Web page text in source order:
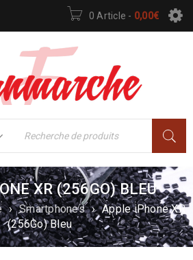
0 Article - 0,00€
XR (256GO) BLEU
› Smartphones › Apple iPhone XR
(256Go) Bleu